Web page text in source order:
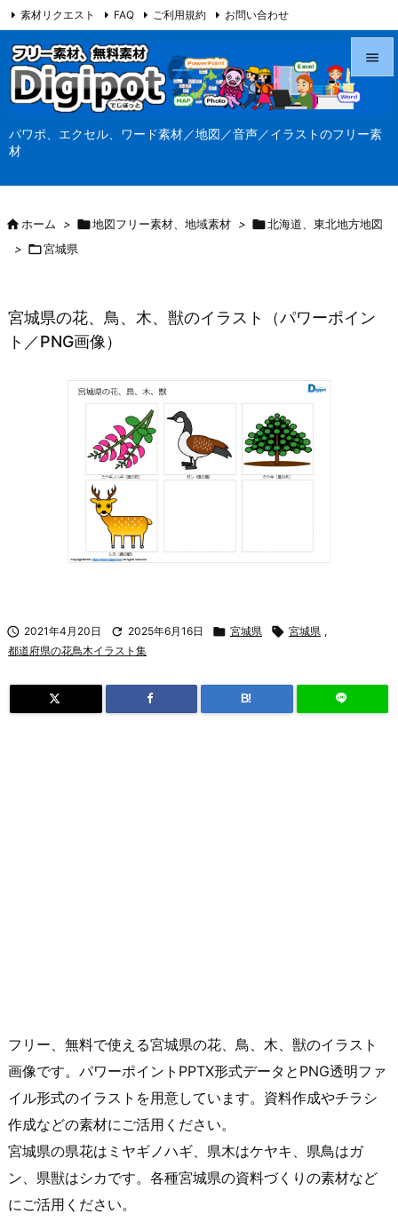
パワポ、エクセル、ワード素材／地図／音声／イラストのフリー素
材




素材リクエスト FAQ ご利用規約 お問い合わせ
当サイト（Digipot.net）について
ホーム > 地図フリー素材、地域素材 > 北海道、東北地方地図
> 宮城県
宮城県の花、鳥、木、獣のイラスト（パワーポイン
ト／PNG画像）
 2021年4月20日  2025年6月16日  宮城県  宮城県 ,
都道府県の花鳥木イラスト集
B!
フリー、無料で使える宮城県の花、鳥、木、獣のイラスト
画像です。パワーポイントPPTX形式データとPNG透明ファ
イル形式のイラストを用意しています。資料作成やチラシ
作成などの素材にご活用ください。
宮城県の県花はミヤギノハギ、県木はケヤキ、県鳥はガ
ン、県獣はシカです。各種宮城県の資料づくりの素材など
にご活用ください。